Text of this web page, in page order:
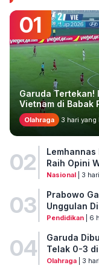
01
Garuda
Vietnam di Babak
Olahraga 3 hari yang
02
Lemhannas
Raih Opini
Nasional| 3
03
Prabowo
Unggulan
Pendidikan| 6
04
Garuda
Telak 0-3
Olahraga| 3